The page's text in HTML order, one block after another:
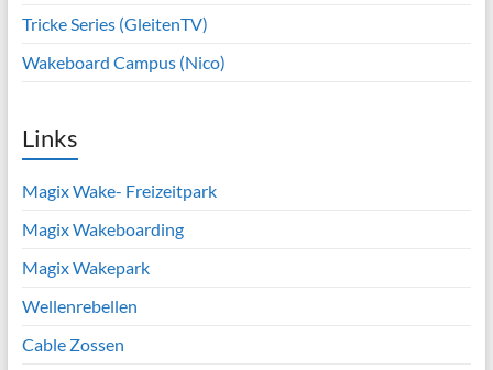
Tricke Series (GleitenTV)
Wakeboard Campus (Nico)
Links
Magix Wake- Freizeitpark
Magix Wakeboarding
Magix Wakepark
Wellenrebellen
Cable Zossen